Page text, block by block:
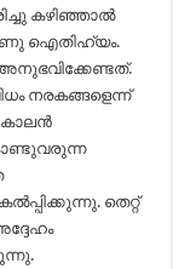
കഴിഞ്ഞാൽ
ഐതിഹ്യം.
നരകങ്ങളെന്ന്
കാലൻ
തെറ്റ്